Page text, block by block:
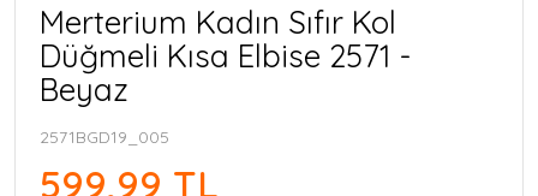
Merterium Kadın Sıfır Kol
Düğmeli Kısa Elbise 2571 -
Beyaz
2571BGD19_005
599,99 TL